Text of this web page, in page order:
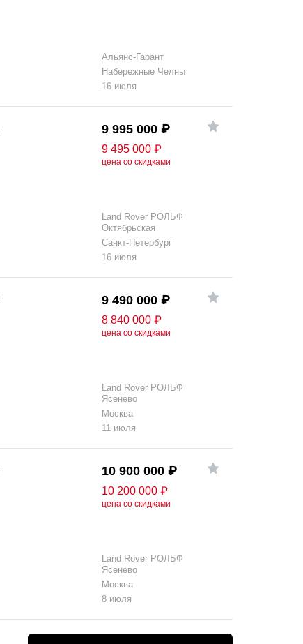
Альянс-Гарант
Набережные Челны
16 июля
9 995 000 ₽
9 495 000 ₽
цена со скидками
Land Rover РОЛЬФ
Октябрьская
Санкт-Петербург
16 июля
9 490 000 ₽
8 840 000 ₽
цена со скидками
Land Rover РОЛЬФ
Ясенево
Москва
11 июля
10 900 000 ₽
10 200 000 ₽
цена со скидками
Land Rover РОЛЬФ
Ясенево
Москва
8 июля